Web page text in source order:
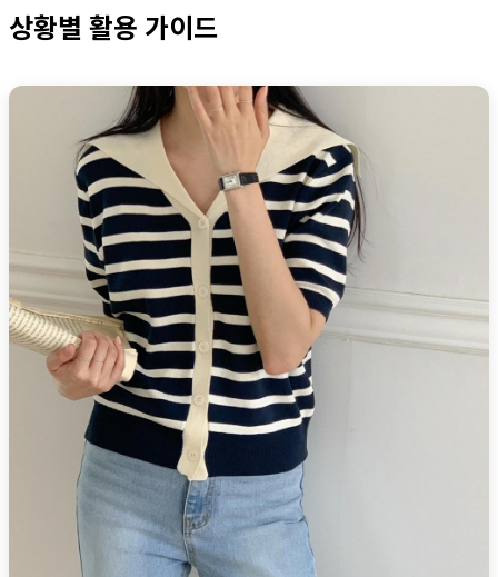
상황별 활용 가이드